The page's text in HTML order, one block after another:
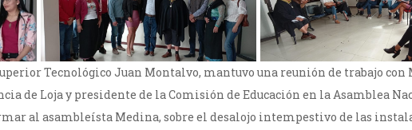
Tecnológico Juan Montalvo, mantuvo una reunión de trabajo con
de Loja y presidente de la Comisión de Educación en la Asamblea
al asambleísta Medina, sobre el desalojo intempestivo de las